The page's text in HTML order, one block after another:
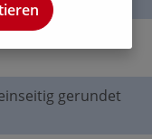
gerundet